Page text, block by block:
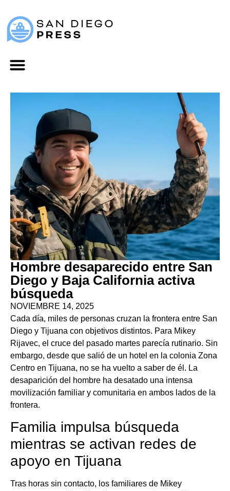
Hombre desaparecido entre San
Diego y Baja California activa
búsqueda
NOVIEMBRE 14, 2025
Cada día, miles de personas cruzan la frontera entre San
Diego y Tijuana con objetivos distintos. Para Mikey
Rijavec, el cruce del pasado martes parecía rutinario. Sin
embargo, desde que salió de un hotel en la colonia Zona
Centro en Tijuana, no se ha vuelto a saber de él. La
desaparición del hombre ha desatado una intensa
movilización familiar y comunitaria en ambos lados de la
frontera.
Familia impulsa búsqueda
mientras se activan redes de
apoyo en Tijuana
Tras horas sin contacto, los familiares de Mikey